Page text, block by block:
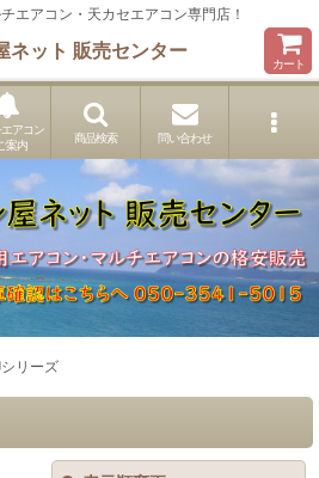
エアコン・天カセエアコン専門店！
ネット 販売センター
カート
アコン
案内
商品検索 問い合わせ
リーズ